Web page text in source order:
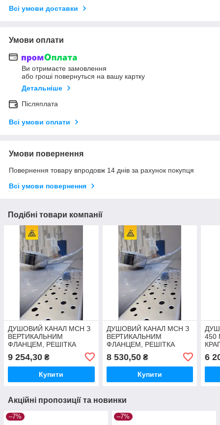
Всі умови доставки
Умови оплати
Ви отримаєте замовлення
або гроші повернуться на вашу картку
Детальніше
Післяплата
Всі умови оплати
Умови повернення
Повернення товару впродовж 14 днів за рахунок покупця
Всі умови повернення
Подібні товари компанії
ДУШОВИЙ КАНАЛ МСН З
ВЕРТИКАЛЬНИМ
ФЛАНЦЕМ, РЕШІТКА
КРАПЛІ, СУХИЙ СИФОН
DN40, H65 ММ, L850 ММ
9 254,30 ₴
Купити
ДУШОВИЙ КАНАЛ МСН З
ВЕРТИКАЛЬНИМ
ФЛАНЦЕМ, РЕШІТКА
КРАПЛІ, СУХИЙ СИФОН
DN40, H65 ММ, L650 ММ
8 530,50₴
Купити
6
Акційні пропозиції та новинки
–7% –7%